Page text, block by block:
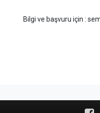
Bilgi ve başvuru için :